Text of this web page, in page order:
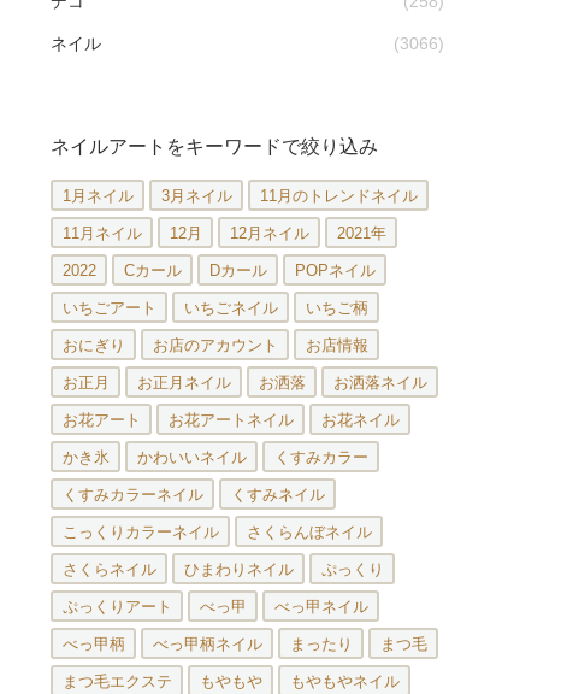
ネイル (3066)
ネイルアートをキーワードで絞り込み
1月ネイル 3月ネイル 11月のトレンドネイル
11月ネイル 12月 12月ネイル 2021年
2022 Cカール Dカール POPネイル
いちごアート いちごネイル いちご柄
おにぎり お店のアカウント お店情報
お正月 お正月ネイル お洒落 お洒落ネイル
お花アート お花アートネイル お花ネイル
かき氷 かわいいネイル くすみカラー
くすみカラーネイル くすみネイル
こっくりカラーネイル さくらんぼネイル
さくらネイル ひまわりネイル ぷっくり
ぷっくりアート べっ甲 べっ甲ネイル
べっ甲柄 べっ甲柄ネイル まったり まつ毛
まつ毛エクステ もやもや もやもやネイル